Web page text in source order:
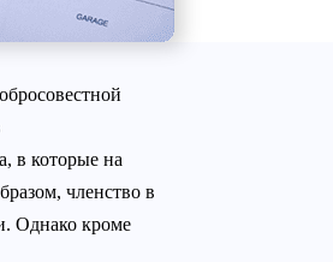
в которые на
членство в
Однако кроме